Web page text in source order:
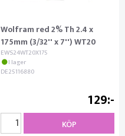
Wolfram red 2% Th 2.4 x
175mm (3/32'' x 7'') WT20
EWS24WT20X175
I lager
DE25116880
129
KÖP